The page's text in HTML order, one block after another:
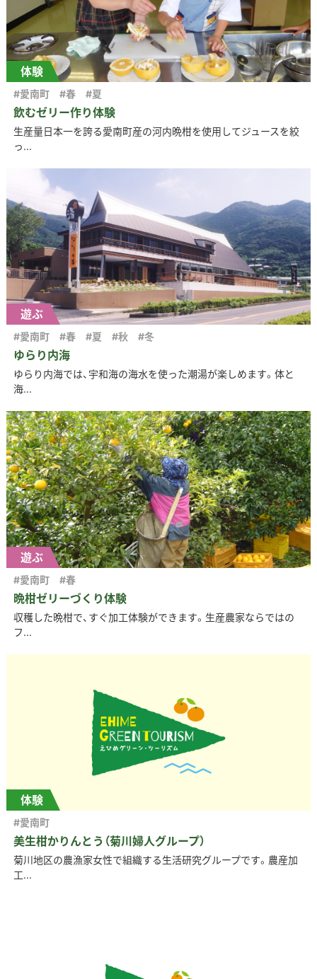
体験
飲むゼリー作り体験
#愛南町 #春 #夏
生産量日本一を誇る愛南町産の河内晩柑を使用してジュースを絞
っ...
遊ぶ
ゆらり内海
#愛南町 #春 #夏 #秋 #冬
ゆらり内海では、宇和海の海水を使った潮湯が楽しめます。体と
海...
遊ぶ
晩柑ゼリーづくり体験
#愛南町 #春
収穫した晩柑で、すぐ加工体験ができます。生産農家ならではの
フ...
体験
美生柑かりんとう（菊川婦人グループ）
#愛南町
菊川地区の農漁家女性で組織する生活研究グループです。農産加
工...